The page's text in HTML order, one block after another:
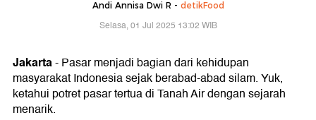
Andi Annisa Dwi R - detikFood
Selasa, 01 Jul 2025 13:02 WIB
Jakarta- Pasar menjadi bagian dari kehidupan
masyarakat Indonesia sejak berabad-abad silam. Yuk,
ketahui potret pasar tertua di Tanah Air dengan sejarah
menarik.